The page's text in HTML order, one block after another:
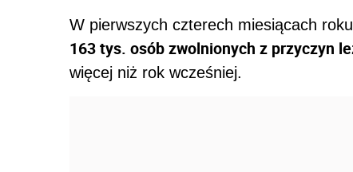
W pierwszych czterech miesiącach
163 tys. osób zwolnionych z przyczyn
więcej niż rok wcześniej.